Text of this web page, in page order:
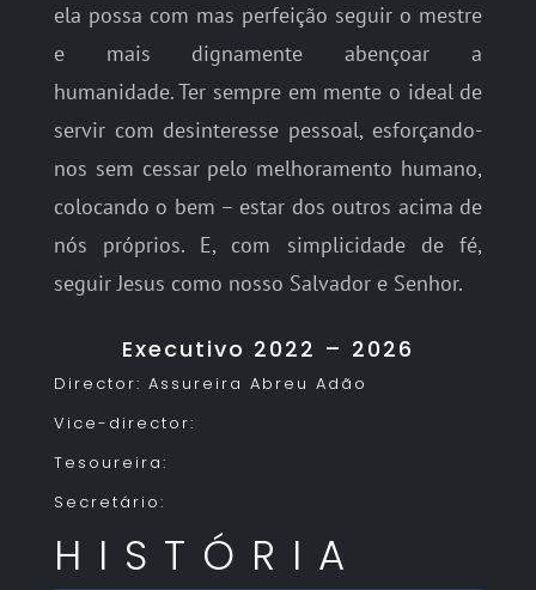
ela possa com mas perfeição seguir o mestre
e mais dignamente abençoar a
humanidade. Ter sempre em mente o ideal de
servir com desinteresse pessoal, esforçando-
nos sem cessar pelo melhoramento humano,
colocando o bem – estar dos outros acima de
nós próprios. E, com simplicidade de fé,
seguir Jesus como nosso Salvador e Senhor.
Executivo 2022 – 2026
Director: Assureira Abreu Adão
Vice-director:
Tesoureira:
Secretário:
HISTÓRIA